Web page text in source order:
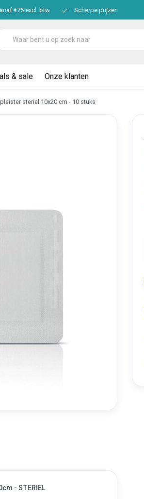
€75 excl. btw Scherpe prijzen
& sale Onze klanten
steriel 10x20 cm - 10 stuks
- STERIEL